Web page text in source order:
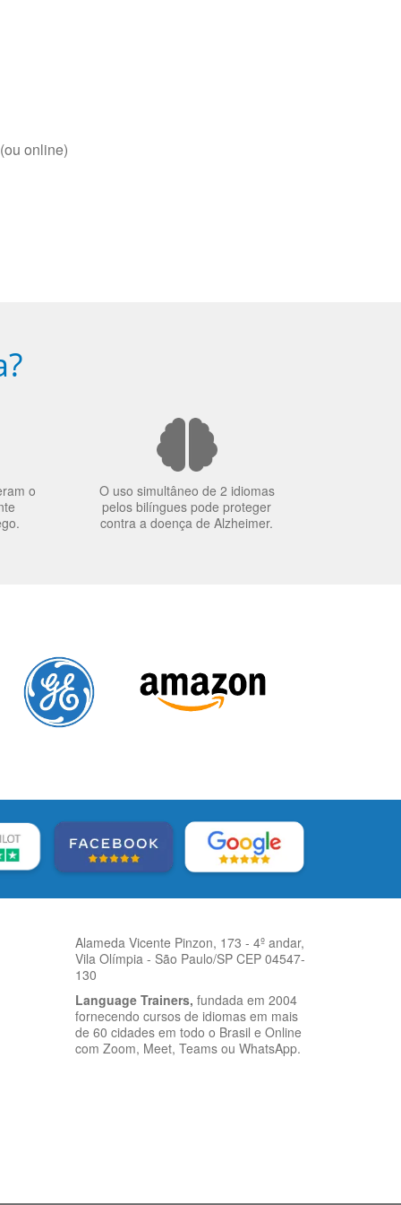
online)
o
O uso simultâneo de 2 idiomas
pelos bilíngues pode proteger
contra a doença de Alzheimer.
Alameda Vicente Pinzon, 173 - 4º andar,
Vila Olímpia - São Paulo/SP CEP 04547-
130
Language Trainers, fundada em 2004
fornecendo cursos de idiomas em mais
de 60 cidades em todo o Brasil e Online
com Zoom, Meet, Teams ou WhatsApp.